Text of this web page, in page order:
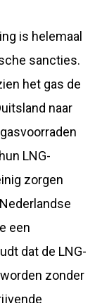
is helemaal
sancties.
het gas de
naar
LNG-
zorgen
een
dat de LNG-
zonder